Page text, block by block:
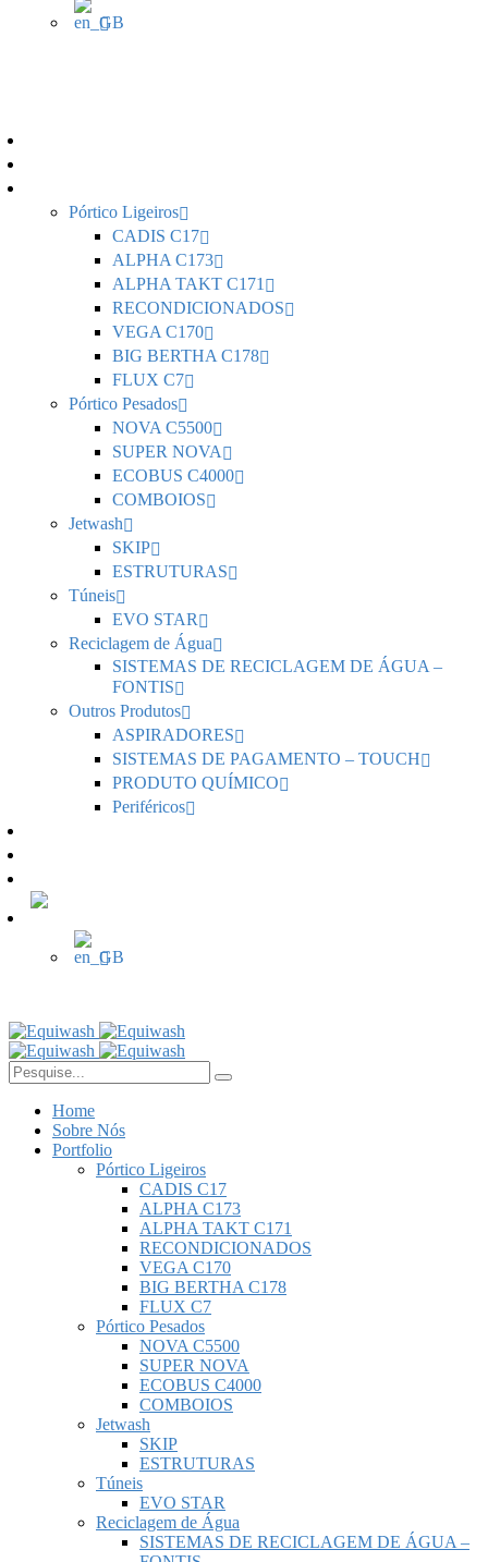
Pórtico Ligeiros
CADIS C17
ALPHA C173
ALPHA TAKT C171
RECONDICIONADOS
VEGA C170
BIG BERTHA C178
FLUX C7
Pórtico Pesados
NOVA C5500
SUPER NOVA
ECOBUS C4000
COMBOIOS
Jetwash
SKIP
ESTRUTURAS
Túneis
EVO STAR
Reciclagem de Água
SISTEMAS DE RECICLAGEM DE ÁGUA –
FONTIS
Outros Produtos
ASPIRADORES
SISTEMAS DE PAGAMENTO – TOUCH
PRODUTO QUÍMICO
Periféricos
Home
Sobre Nós
Portfolio
Pórtico Ligeiros
CADIS C17
ALPHA C173
ALPHA TAKT C171
RECONDICIONADOS
VEGA C170
BIG BERTHA C178
FLUX C7
Pórtico Pesados
NOVA C5500
SUPER NOVA
ECOBUS C4000
COMBOIOS
Jetwash
SKIP
ESTRUTURAS
Túneis
EVO STAR
Reciclagem de Água
SISTEMAS DE RECICLAGEM DE ÁGUA –